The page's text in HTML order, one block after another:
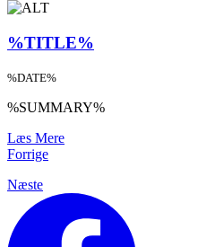
%TITLE%
%DATE%
%SUMMARY%
Læs Mere
Forrige
Næste